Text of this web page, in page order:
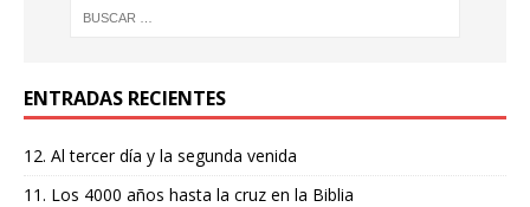
ENTRADAS RECIENTES
12. Al tercer día y la segunda venida
11. Los 4000 años hasta la cruz en la Biblia